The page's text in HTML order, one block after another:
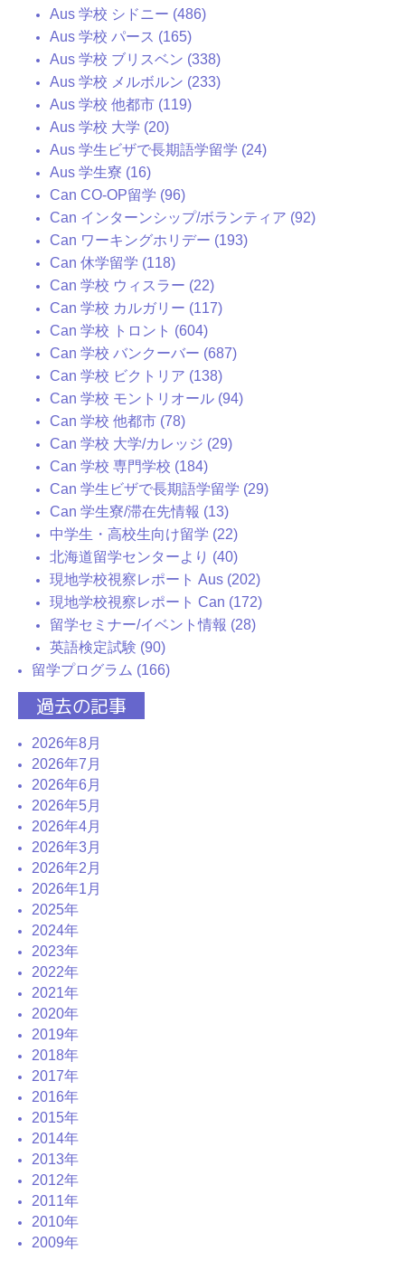
Aus 学校 シドニー (486)
Aus 学校 パース (165)
Aus 学校 ブリスベン (338)
Aus 学校 メルボルン (233)
Aus 学校 他都市 (119)
Aus 学校 大学 (20)
Aus 学生ビザで長期語学留学 (24)
Aus 学生寮 (16)
Can CO-OP留学 (96)
Can インターンシップ/ボランティア (92)
Can ワーキングホリデー (193)
Can 休学留学 (118)
Can 学校 ウィスラー (22)
Can 学校 カルガリー (117)
Can 学校 トロント (604)
Can 学校 バンクーバー (687)
Can 学校 ビクトリア (138)
Can 学校 モントリオール (94)
Can 学校 他都市 (78)
Can 学校 大学/カレッジ (29)
Can 学校 専門学校 (184)
Can 学生ビザで長期語学留学 (29)
Can 学生寮/滞在先情報 (13)
中学生・高校生向け留学 (22)
北海道留学センターより (40)
現地学校視察レポート Aus (202)
現地学校視察レポート Can (172)
留学セミナー/イベント情報 (28)
英語検定試験 (90)
留学プログラム (166)
過去の記事
2026年8月
2026年7月
2026年6月
2026年5月
2026年4月
2026年3月
2026年2月
2026年1月
2025年
2024年
2023年
2022年
2021年
2020年
2019年
2018年
2017年
2016年
2015年
2014年
2013年
2012年
2011年
2010年
2009年